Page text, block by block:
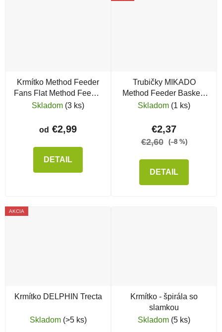
Krmítko Method Feeder
Fans Flat Method Feeder
v. 2
Skladom (3 ks)
od €2,99
DETAIL
Trubičky MIKADO
Method Feeder Baskets
pre krmítka
Skladom (1 ks)
€2,37
€2,60 (–8 %)
DETAIL
AKCIA
Krmítko DELPHIN Trecta
Skladom (>5 ks)
Krmítko - špirála so
slamkou
Skladom (5 ks)